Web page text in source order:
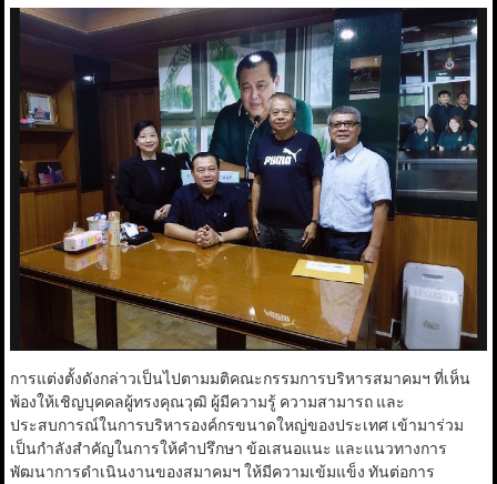
การแต่งตั้งดังกล่าวเป็นไปตามมติคณะกรรมการบริหารสมาคมฯ ที่เห็น
พ้องให้เชิญบุคคลผู้ทรงคุณวุฒิ ผู้มีความรู้ ความสามารถ และ
ประสบการณ์ในการบริหารองค์กรขนาดใหญ่ของประเทศ เข้ามาร่วม
เป็นกำลังสำคัญในการให้คำปรึกษา ข้อเสนอแนะ และแนวทางการ
พัฒนาการดำเนินงานของสมาคมฯ ให้มีความเข้มแข็ง ทันต่อการ